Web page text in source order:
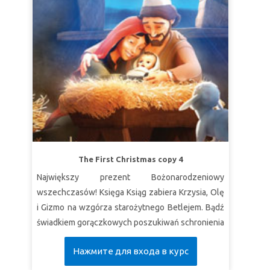
The First Christmas copy 4
Największy prezent Bożonarodzeniowy
wszechczasów! Księga Ksiąg zabiera Krzysia, Olę
i Gizmo na wzgórza starożytnego Betlejem. Bądź
świadkiem gorączkowych poszukiwań schronienia
przez Marię i Józefa, zanim urodzi się ich dziecko.
Odkryj nikczemny spisek, który naraża rodzinę
Jezusa na niebezpieczeństwo. Doświadcz cudu,
Нажмите для входа в курс